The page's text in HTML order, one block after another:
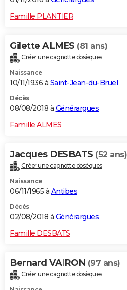
Famille PLANTIER
Gilette ALMES (81 ans)
Créer une cagnotte obsèques
Naissance
10/11/1936 à Saint-Jean-du-Bruel
Décès
08/08/2018 à Générargues
Famille ALMES
Jacques DESBATS (52 ans)
Créer une cagnotte obsèques
Naissance
06/11/1965 à Antibes
Décès
02/08/2018 à Générargues
Famille DESBATS
Bernard VAIRON (97 ans)
Créer une cagnotte obsèques